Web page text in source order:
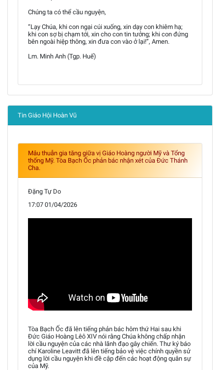
Chúng ta có thể cầu nguyện,
“Lạy Chúa, khi con ngại cúi xuống, xin dạy con khiêm hạ;
khi con sợ bị chạm tới, xin cho con tin tưởng; khi con đứng
bên ngoài hiệp thông, xin đưa con vào ở lại!”, Amen.
Lm. Minh Anh (Tgp. Huế)
Tin Giáo Hội Hoàn Vũ
Mâu thuẫn gia tăng giữa vị Giáo Hoàng người Mỹ và Tổng
thống Mỹ. Tòa Bạch Ốc phản bác nhận xét của Đức Thánh
Cha.
Đặng Tự Do
17:07 01/04/2026
Tòa Bạch Ốc đã lên tiếng phản bác hôm thứ Hai sau khi
Đức Giáo Hoàng Lêô XIV nói rằng Chúa không chấp nhận
lời cầu nguyện của các nhà lãnh đạo gây chiến. Thư ký báo
chí Karoline Leavitt đã lên tiếng bảo vệ việc chính quyền sử
dụng lời cầu nguyện khi đề cập đến các hoạt động quân sự
của Mỹ.